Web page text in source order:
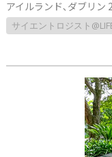
アイルランド､ダブリン
サイエントロジスト